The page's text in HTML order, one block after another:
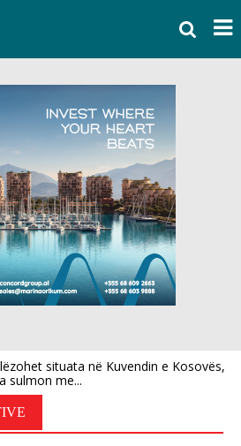
situata në Kuvendin e Kosovës,
sulmon me...